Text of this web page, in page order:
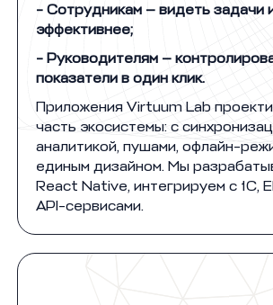
- Сотрудникам — видеть задачи
эффективнее;
- Руководителям —
показатели в один клик.
Приложения Virtuum Lab
часть экосистемы: с
аналитикой, пушами, офлайн-
единым дизайном. Мы
React Native, интегрируем с 1С,
API-сервисами.